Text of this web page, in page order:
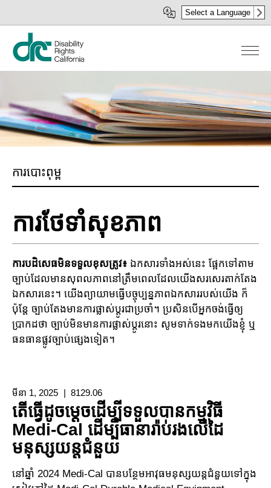
ទៅ​
សំខាន់​
Select a Language
ការបោះពុម្ព
ការ​ថែទាំ​សុខភាព
ការបដិសេធមិនទទួលខុសត្រូវ៖ ឯកសារទាំងអស់នេះ ផ្អែកទៅតាម
ច្បាប់ដែលមានសុពលភាពនៅត្រឹមពេលដែលយើងសរសេរតាក់តែង
ឯកសារនេះ។ យើងព្យាយាមធ្វើបច្ចុប្បន្នភាពឯកសាររបស់យើង ក៏
ប៉ុន្តែ ច្បាប់តែងមានការផ្លាស់ប្តូរជាប្រចាំ។ ប្រសិនបើអ្នកចង់ធ្វើឲ្យ
ប្រាកដថា ច្បាប់មិនមានការផ្លាស់ប្តូរនោះ សូមទាក់ទងមកយើងខ្ញុំ ឬ
ធនធានផ្លូវច្បាប់ផ្សេងទៀត។
មីនា 1, 2025 8129.06
តើធ្វើដូចម្តេចដើម្បីទទួលបានកម្មវិធី
Medi-Cal ដើម្បីធានារ៉ាប់រងលើដៃ
មនុស្សយន្តជំនួយ
នៅឆ្នាំ 2024 Medi-Cal បានបន្ថែមអាវុធមនុស្សយន្តជំនួយទៅក្នុង